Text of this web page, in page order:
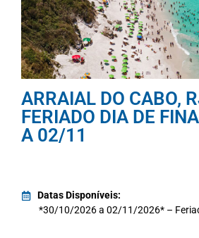
ARRAIAL DO CABO,
FERIADO DIA DE
A 02/11
Datas Disponíveis:
*30/10/2026 a 02/11/2026* –